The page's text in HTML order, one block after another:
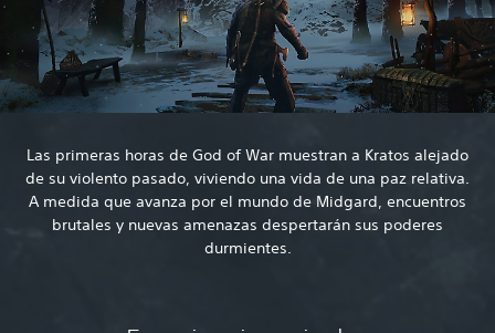
Las primeras horas de God of War muestran a Kratos alejado
de su violento pasado, viviendo una vida de una paz relativa.
A medida que avanza por el mundo de Midgard, encuentros
brutales y nuevas amenazas despertarán sus poderes
durmientes.